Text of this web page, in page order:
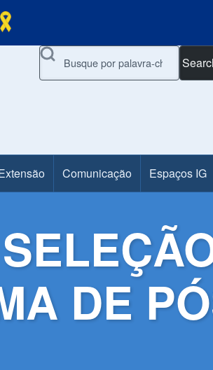
Search
Comunicação Espaços IG
DE